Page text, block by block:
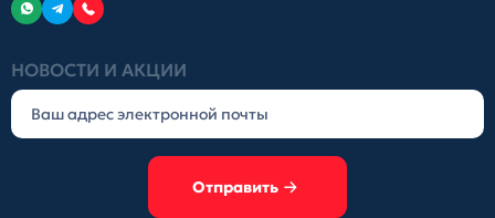
НОВОСТИ И АКЦИИ
Отправить